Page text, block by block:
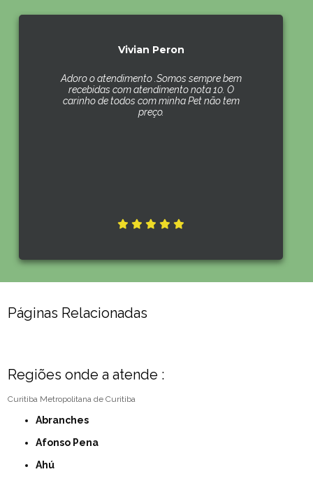
Vivian Peron
Adoro o atendimento .Somos sempre bem
recebidas com atendimento nota 10. O
carinho de todos com minha Pet não tem
preço.
Páginas Relacionadas
Regiões onde a atende :
Curitiba Metropolitana de Curitiba
Abranches
Afonso Pena
Ahú